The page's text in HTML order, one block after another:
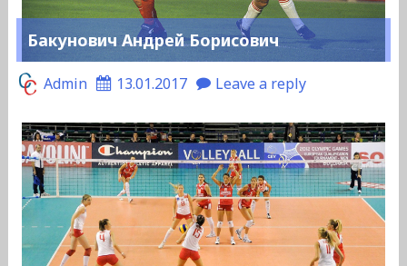
Бакунович Андрей Борисович
Admin 13.01.2017 Leave a reply